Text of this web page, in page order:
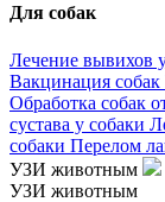
Для собак
Лечение вывихов
Вакцинация собак
Обработка собак
сустава у собаки
собаки Перелом
УЗИ животным
УЗИ животным